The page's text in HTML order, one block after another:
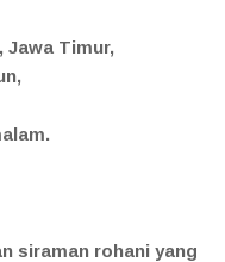
Jawa Timur,
siraman rohani yang